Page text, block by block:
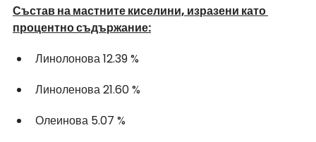
Състав на мастните киселини, изразени като
процентно съдържание:
Линолонова 12.39 %
Линоленова 21.60 %
Олеинова 5.07 %